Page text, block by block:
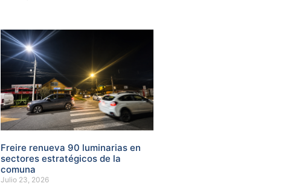
Freire renueva 90 luminarias en
sectores estratégicos de la
comuna
Julio 23, 2026